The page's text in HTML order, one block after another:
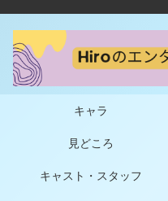
キャラ
見どころ
キャスト・スタッフ